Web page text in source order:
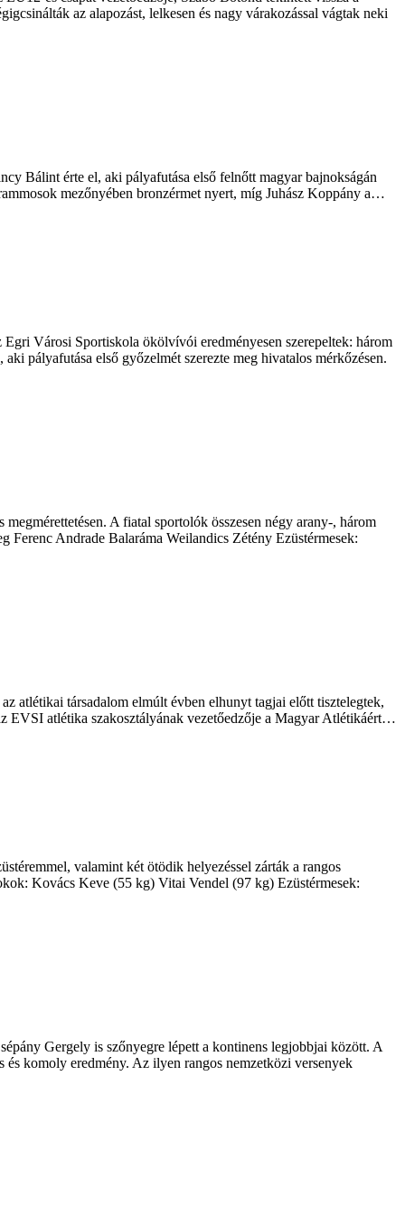
az alapozást, lelkesen és nagy várakozással vágtak neki
Bálint érte el, aki pályafutása első felnőtt magyar bajnokságán
mezőnyében bronzérmet nyert, míg Juhász Koppány a…
Városi Sportiskola ökölvívói eredményesen szerepeltek: három
pályafutása első győzelmét szerezte meg hivatalos mérkőzésen.
A fiatal sportolók összesen négy arany-, három
Ferenc Andrade Balaráma Weilandics Zétény Ezüstérmesek:
atlétikai társadalom elmúlt évben elhunyt tagjai előtt tisztelegtek,
EVSI atlétika szakosztályának vezetőedzője a Magyar Atlétikáért…
valamint két ötödik helyezéssel zárták a rangos
Kovács Keve (55 kg) Vitai Vendel (97 kg) Ezüstérmesek:
Gergely is szőnyegre lépett a kontinens legjobbjai között. A
és komoly eredmény. Az ilyen rangos nemzetközi versenyek